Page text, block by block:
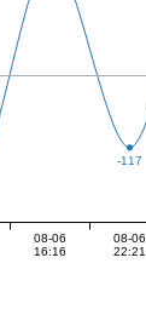
-117
08-06
16:16
08-06
22:21